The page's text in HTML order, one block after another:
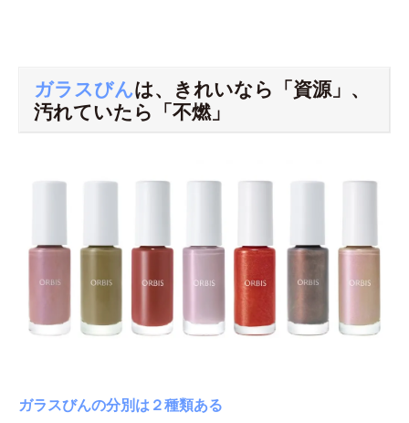
ガラスびんは、きれいなら「資源」、
汚れていたら「不燃」
ガラスびんの分別は２種類ある